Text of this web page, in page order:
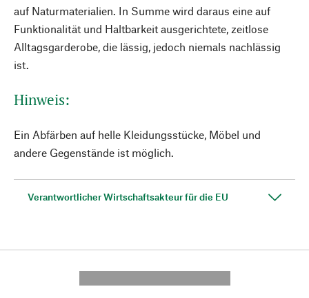
auf Naturmaterialien. In Summe wird daraus eine auf
Funktionalität und Haltbarkeit ausgerichtete, zeitlose
Alltagsgarderobe, die lässig, jedoch niemals nachlässig
ist.
Hinweis:
Ein Abfärben auf helle Kleidungsstücke, Möbel und
andere Gegenstände ist möglich.
Verantwortlicher Wirtschaftsakteur für die EU